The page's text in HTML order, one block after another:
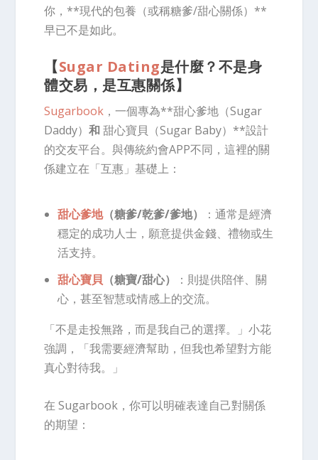
你，**現代的包養（或稱糖爹/甜心關係）**
早已不是如此。
【Sugar Dating是什麼？不是身
體交易，是互惠關係】
Sugarbook ，一個專為**甜心爹地（Sugar
Daddy）和甜心寶貝（Sugar Baby）**設計
的交友平台。與傳統約會APP不同，這裡的關
係建立在「互惠」基礎上：
甜心爹地（糖爹/乾爹/爹地）
：通常是經濟
穩定的成功人士，願意提供金錢、禮物或生
活支持。
甜心寶貝 （糖寶/甜心）
：則提供陪伴、關
心，甚至智慧或情感上的交流。
「不是走投無路，而是我自己的選擇。」小花
強調，「我需要經濟幫助，但我也希望對方能
真心對待我。」
在 Sugarbook，你可以明確表達自己對關係
的期望：